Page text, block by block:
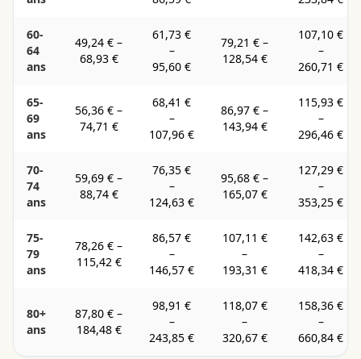
60-
64
ans
49,24 € –
68,93 €
61,73 €
–
95,60 €
79,21 € –
128,54 €
107,10 €
–
260,71 €
65-
69
ans
56,36 € –
74,71 €
68,41 €
–
107,96 €
86,97 € –
143,94 €
115,93 €
–
296,46 €
70-
74
ans
59,69 € –
88,74 €
76,35 €
–
124,63 €
95,68 € –
165,07 €
127,29 €
–
353,25 €
75-
79
ans
78,26 € –
115,42 €
86,57 €
–
146,57 €
107,11 €
–
193,31 €
142,63 €
–
418,34 €
80+
ans
87,80 € –
184,48 €
98,91 €
–
243,85 €
118,07 €
–
320,67 €
158,36 €
–
660,84 €